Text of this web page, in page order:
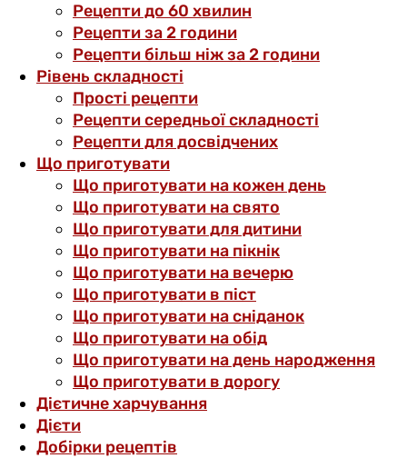
Рецепти до 60 хвилин
Рецепти за 2 години
Рецепти більш ніж за 2 години
Рівень складності
Прості рецепти
Рецепти середньої складності
Рецепти для досвідчених
Що приготувати
Що приготувати на кожен день
Що приготувати на свято
Що приготувати для дитини
Що приготувати на пікнік
Що приготувати на вечерю
Що приготувати в піст
Що приготувати на сніданок
Що приготувати на обід
Що приготувати на день народження
Що приготувати в дорогу
Дієтичне харчування
Дієти
Добірки рецептів